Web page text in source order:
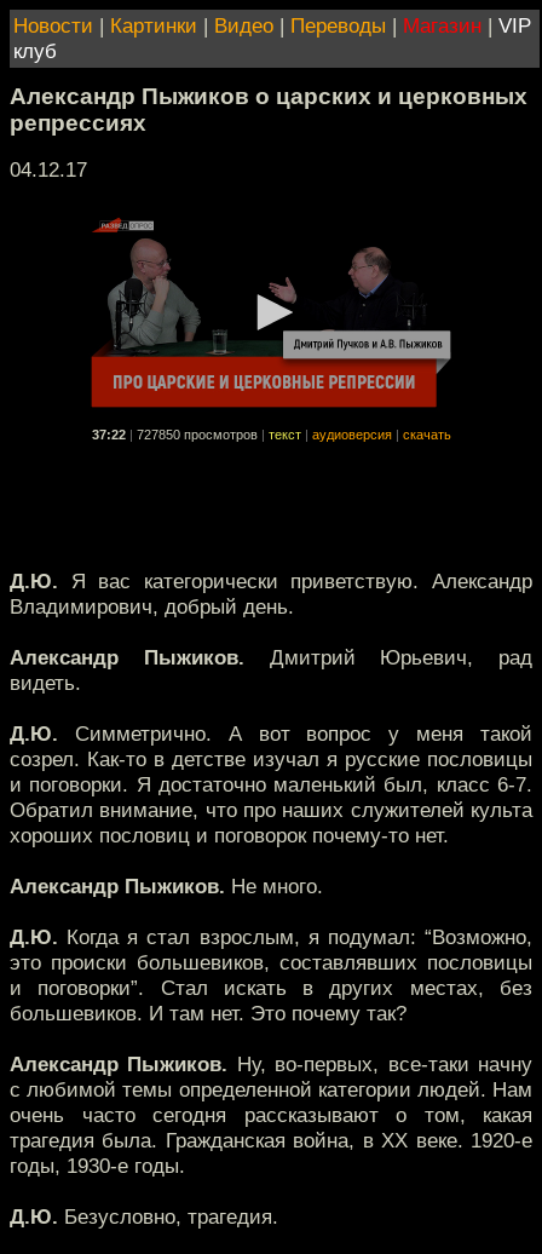
Новости | Картинки | Видео | Переводы | Магазин | VIP
клуб
Александр Пыжиков о царских и церковных
репрессиях
04.12.17
37:22 727850 просмотров текст аудиоверсия скачать
Д.Ю. Я вас категорически приветствую. Александр
Владимирович, добрый день.
Александр Пыжиков. Дмитрий Юрьевич, рад
видеть.
Д.Ю. Симметрично. А вот вопрос у меня такой
созрел. Как-то в детстве изучал я русские пословицы
и поговорки. Я достаточно маленький был, класс 6-7.
Обратил внимание, что про наших служителей культа
хороших пословиц и поговорок почему-то нет.
Александр Пыжиков. Не много.
Д.Ю. Когда я стал взрослым, я подумал: “Возможно,
это происки большевиков, составлявших пословицы
и поговорки”. Стал искать в других местах, без
большевиков. И там нет. Это почему так?
Александр Пыжиков. Ну, во-первых, все-таки начну
с любимой темы определенной категории людей. Нам
очень часто сегодня рассказывают о том, какая
трагедия была. Гражданская война, в XX веке. 1920-е
годы, 1930-е годы.
Д.Ю. Безусловно, трагедия.